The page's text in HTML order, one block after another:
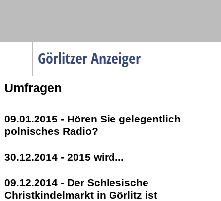
Görlitzer Anzeiger
Menüpunkte
Startseite
Gesellschaft
Wirtschaft
Service
Gesundheit
Umfragen
09.01.2015 - Hören Sie gelegentlich
polnisches Radio?
30.12.2014 - 2015 wird...
09.12.2014 - Der Schlesische
Christkindelmarkt in Görlitz ist